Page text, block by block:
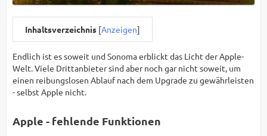
Inhaltsverzeichnis [Anzeigen]
Endlich ist es soweit und Sonoma erblickt das Licht der Apple-
Welt. Viele Drittanbieter sind aber noch gar nicht soweit, um
einen reibungslosen Ablauf nach dem Upgrade zu gewährleisten
- selbst Apple nicht.
Apple - fehlende Funktionen